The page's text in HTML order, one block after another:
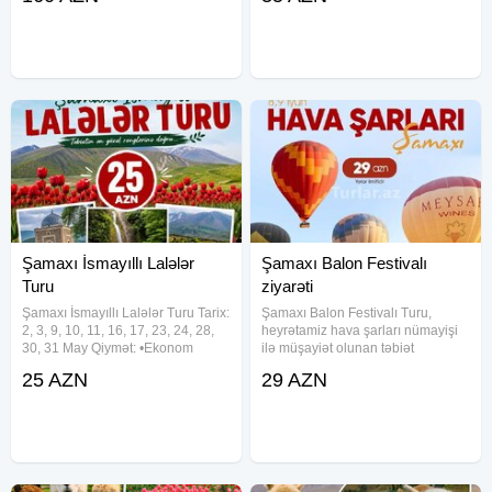
Şamaxı İsmayıllı Lalələr
Turu
Şamaxı İsmayıllı Lalələr Turu Tarix:
2, 3, 9, 10, 11, 16, 17, 23, 24, 28,
30, 31 May Qiymət: •Ekonom
Azn Qiymətə daxildir: •Nəqliyyat
25 AZN
Şamaxı Balon Festivalı
ziyarəti
Şamaxı Balon Festivalı Turu,
heyrətamiz hava şarları nümayişi
ilə müşayiət olunan təbiət
birləşdirən unikal təcrübədir. Bu
29 AZN